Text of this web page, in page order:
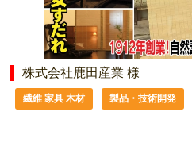
株式会社鹿田産業 様
繊維 家具 木材 製品・技術開発